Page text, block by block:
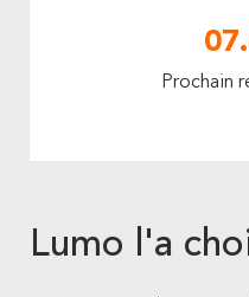
Prochain
Lumo l'a